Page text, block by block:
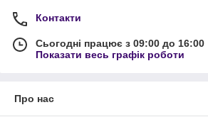
Контакти
Сьогодні працює з 09:00 до 16:00
Показати весь графік роботи
Про нас